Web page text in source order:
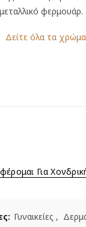
φερμουάρ.
Δείτε όλα τα
Για
Γυναικείες ,